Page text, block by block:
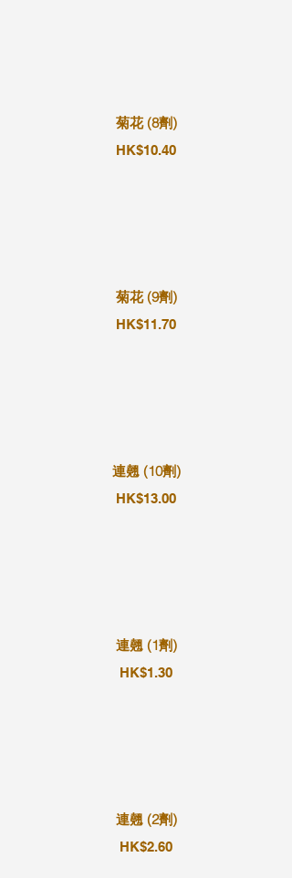
菊花 (8劑)
HK$10.40
菊花 (9劑)
HK$11.70
連翹 (10劑)
HK$13.00
連翹 (1劑)
HK$1.30
連翹 (2劑)
HK$2.60